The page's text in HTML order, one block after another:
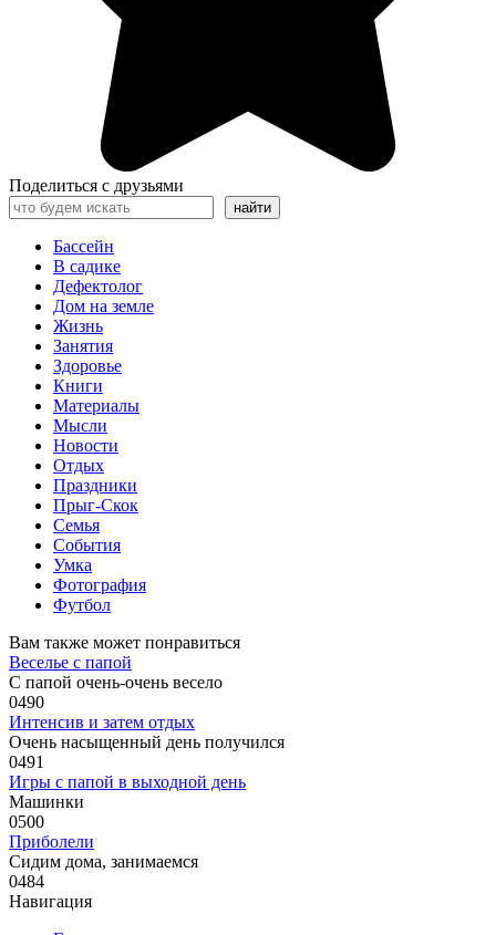
Поделиться с друзьями
Поиск
найти
Бассейн
В садике
Дефектолог
Дом на земле
Жизнь
Занятия
Здоровье
Книги
Материалы
Мысли
Новости
Отдых
Праздники
Прыг-Скок
Семья
События
Умка
Фотография
Футбол
Вам также может понравиться
Веселье с папой
С папой очень-очень весело
0490
Интенсив и затем отдых
Очень насыщенный день получился
0491
Игры с папой в выходной день
Машинки
0500
Приболели
Сидим дома, занимаемся
0484
Навигация